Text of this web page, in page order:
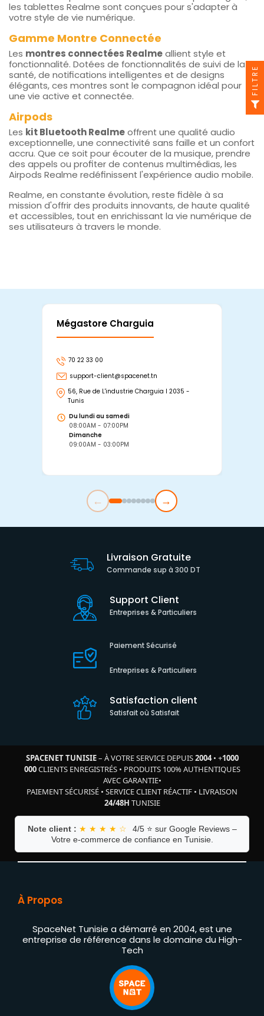
les tablettes Realme sont conçues pour s'adapter à
votre style de vie numérique.
Gamme Montre Connectée
Les montres connectées Realmeallient style et
fonctionnalité. Dotées de fonctionnalités de suivi de la
santé, de notifications intelligentes et de designs
élégants, ces montres sont le compagnon idéal pour
une vie active et connectée.
Airpods
Les kit Bluetooth Realmeoffrent une qualité audio
exceptionnelle, une connectivité sans faille et un confort
accru. Que ce soit pour écouter de la musique, prendre
des appels ou profiter de contenus multimédias, les
Airpods Realme redéfinissent l'expérience audio mobile.
Realme, en constante évolution, reste fidèle à sa
mission d'offrir des produits innovants, de haute qualité
et accessibles, tout en enrichissant la vie numérique de
ses utilisateurs à travers le monde.
Mégastore Charguia
70 22 33 00
support-client@spacenet.tn
56, Rue de L'industrie Charguia I 2035 -
Tunis
Du lundi au samedi
08:00AM - 07:00PM
Dimanche
09:00AM - 03:00PM
← →
Livraison Gratuite
Commande sup à 300 DT
Support Client
Entreprises & Particuliers
Paiement Sécurisé
Entreprises & Particuliers
Satisfaction client
Satisfait où Satisfait
SPACENET TUNISIE– À VOTRE SERVICE DEPUIS2004• +1000
000CLIENTS ENREGISTRÉS• PRODUITS 100% AUTHENTIQUES
AVEC GARANTIE•
PAIEMENT SÉCURISÉ • SERVICE CLIENT RÉACTIF • LIVRAISON
24/48H TUNISIE
Note client : ★ ★ ★ ★ ☆
4/5 ⭐ sur Google Reviews –
Votre e-commerce de confiance en Tunisie.
À Propos
SpaceNet Tunisie a démarré en 2004, est une
entreprise de référence dans le domaine du High-
Tech
FILTRE